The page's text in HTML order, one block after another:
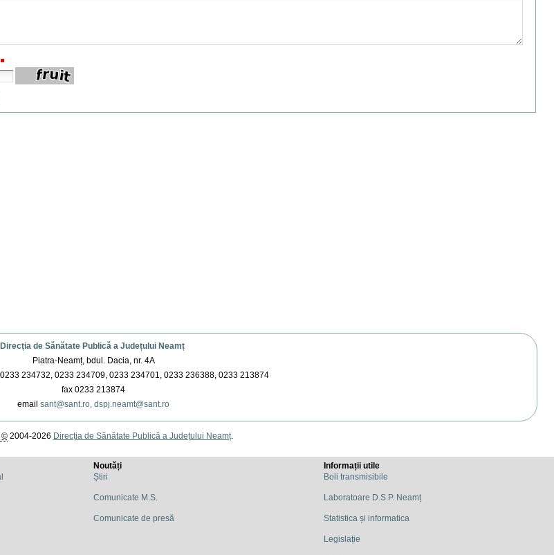
Direcția de Sănătate Publică a Județului Neamț
Piatra-Neamț, bdul. Dacia, nr. 4A
234732, 0233 234709, 0233 234701, 0233 236388, 0233 213874
fax 0233 213874
email sant@sant.ro, dspj.neamt@sant.ro
©2004-2026 Direcția de Sănătate Publică a Județului Neamț.
Noutăți
Știri
Comunicate M.S.
Comunicate de presă
Informații utile
Boli transmisibile
Laboratoare D.S.P. Neamț
Statistica și informatica
Legislație